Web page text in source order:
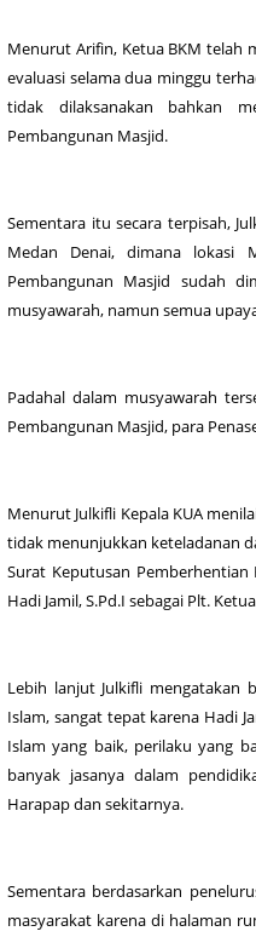
Menurut Arifin, Ketua BKM telah
evaluasi selama dua minggu
tidak dilaksanakan bahkan
Pembangunan Masjid.
Sementara itu secara terpisah,
Medan Denai, dimana lokasi
Pembangunan Masjid sudah
musyawarah, namun semua
Padahal dalam musyawarah
Pembangunan Masjid, para
Menurut Julkifli Kepala KUA
tidak menunjukkan keteladanan
Surat Keputusan
Hadi Jamil, S.Pd.I sebagai Plt.
Lebih lanjut Julkifli mengatakan
Islam, sangat tepat karena Hadi
Islam yang baik, perilaku yang
banyak jasanya dalam
Harapap dan sekitarnya.
Sementara berdasarkan
masyarakat karena di halaman